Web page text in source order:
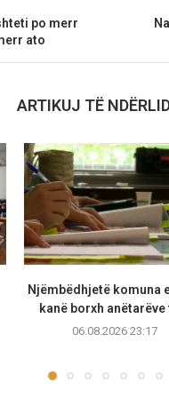
po merr
ato
ARTIKUJ TË
Njëmbëdhjetë komuna
kanë borxh anëtarëve
06.08.2026 23:17